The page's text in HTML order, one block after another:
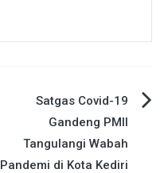
Satgas Covid-19
Gandeng PMII
Tangulangi Wabah
Pandemi di Kota Kediri